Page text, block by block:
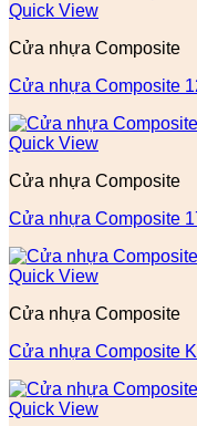
Quick View
Cửa nhựa Composite
Cửa nhựa Composite
Quick View
Cửa nhựa Composite
Cửa nhựa Composite
Quick View
Cửa nhựa Composite
Cửa nhựa Composite
Quick View